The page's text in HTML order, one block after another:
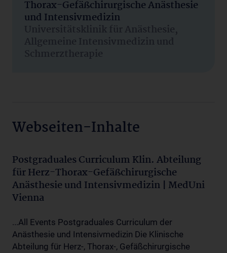
Thorax-Gefäßchirurgische Anästhesie
und Intensivmedizin
Universitätsklinik für Anästhesie,
Allgemeine Intensivmedizin und
Schmerztherapie
Webseiten-Inhalte
Postgraduales Curriculum Klin. Abteilung
für Herz-Thorax-Gefäßchirurgische
Anästhesie und Intensivmedizin | MedUni
Vienna
...All Events Postgraduales Curriculum der
Anästhesie und Intensivmedizin Die Klinische
Abteilung für Herz-, Thorax-, Gefäßchirurgische